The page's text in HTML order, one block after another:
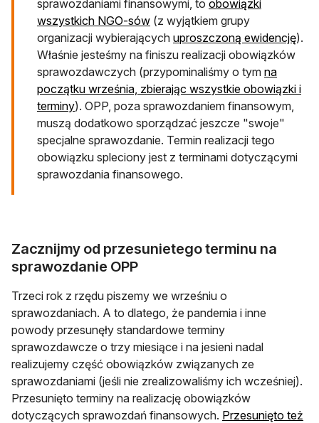
sprawozdaniami finansowymi, to obowiązki
wszystkich NGO-sów (z wyjątkiem grupy
organizacji wybierających uproszczoną ewidencję).
Właśnie jesteśmy na finiszu realizacji obowiązków
sprawozdawczych (przypominaliśmy o tym na
początku września, zbierając wszystkie obowiązki i
terminy). OPP, poza sprawozdaniem finansowym,
muszą dodatkowo sporządzać jeszcze "swoje"
specjalne sprawozdanie. Termin realizacji tego
obowiązku spleciony jest z terminami dotyczącymi
sprawozdania finansowego.
Zacznijmy od przesunietego terminu na
sprawozdanie OPP
Trzeci rok z rzędu piszemy we wrześniu o
sprawozdaniach. A to dlatego, że pandemia i inne
powody przesunęły standardowe terminy
sprawozdawcze o trzy miesiące i na jesieni nadal
realizujemy część obowiązków związanych ze
sprawozdaniami (jeśli nie zrealizowaliśmy ich wcześniej).
Przesunięto terminy na realizację obowiązków
dotyczących sprawozdań finansowych. Przesunięto też